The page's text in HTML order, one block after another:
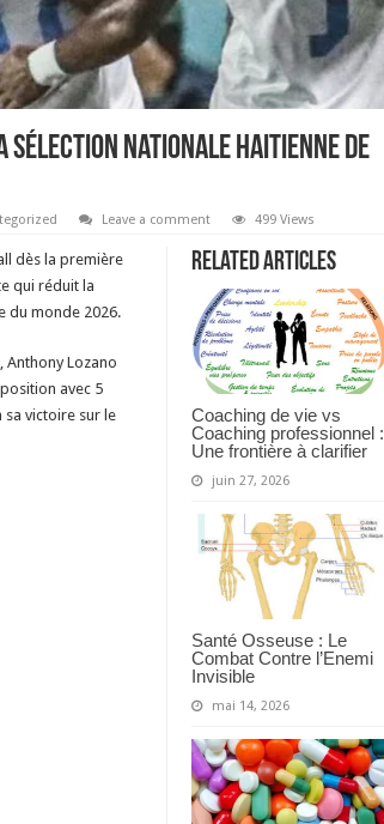
nationale haitienne de
Leave a comment 499 Views
Related Articles
Coaching de vie vs
Coaching professionnel :
Une frontière à clarifier
juin 27, 2026
Santé Osseuse : Le
Combat Contre l’Enemi
Invisible
mai 14, 2026
dès la première
qui réduit la
du monde 2026.
Anthony Lozano
avec 5
victoire sur le